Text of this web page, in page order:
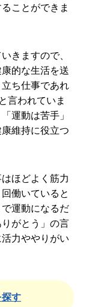
ことができま
きますので、
的な生活を送
ち仕事であれ
言われていま
運動は苦手」
維持に役立つ
ほどよく筋力
働いていると
運動になるだ
がとう」の言
力ややりがい
す